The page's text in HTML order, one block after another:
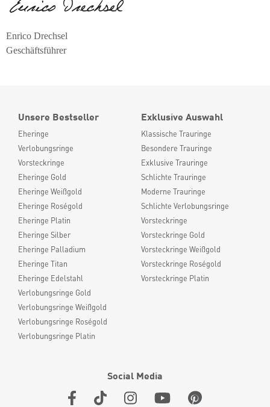
Enrico Drechsel
Geschäftsführer
Unsere Bestseller
Eheringe
Verlobungsringe
Vorsteckringe
Eheringe Gold
Eheringe Weißgold
Eheringe Roségold
Eheringe Platin
Eheringe Silber
Eheringe Palladium
Eheringe Titan
Eheringe Edelstahl
Verlobungsringe Gold
Verlobungsringe Weißgold
Verlobungsringe Roségold
Verlobungsringe Platin
Exklusive Auswahl
Klassische Trauringe
Besondere Trauringe
Exklusive Trauringe
Schlichte Trauringe
Moderne Trauringe
Schlichte Verlobungsringe
Vorsteckringe
Vorsteckringe Gold
Vorsteckringe Weißgold
Vorsteckringe Roségold
Vorsteckringe Platin
Social Media